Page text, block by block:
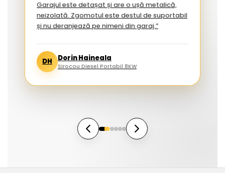
Garajul este detașat și are o ușă metalică,
neizolată. Zgomotul este destul de suportabil
și nu deranjează pe nimeni din garaj.”
DH Dorin Haineala
Sirocou Diesel Portabil 8KW